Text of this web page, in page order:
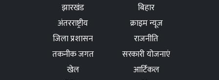
झारखंड
बिहार
अंतरराष्ट्रीय
क्राइम न्यूज
जिला प्रशासन
राजनीति
तकनीक जगत
सरकारी योजनाएं
खेल
आर्टिकल